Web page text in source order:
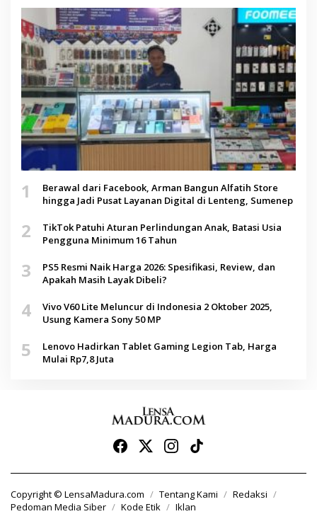
1
Berawal dari Facebook, Arman Bangun Alfatih Store
hingga Jadi Pusat Layanan Digital di Lenteng, Sumenep
2
TikTok Patuhi Aturan Perlindungan Anak, Batasi Usia
Pengguna Minimum 16 Tahun
3
PS5 Resmi Naik Harga 2026: Spesifikasi, Review, dan
Apakah Masih Layak Dibeli?
4
Vivo V60 Lite Meluncur di Indonesia 2 Oktober 2025,
Usung Kamera Sony 50 MP
5
Lenovo Hadirkan Tablet Gaming Legion Tab, Harga
Mulai Rp7,8 Juta
Copyright © LensaMadura.com Tentang Kami
Redaksi
Pedoman Media Siber
Kode Etik Iklan